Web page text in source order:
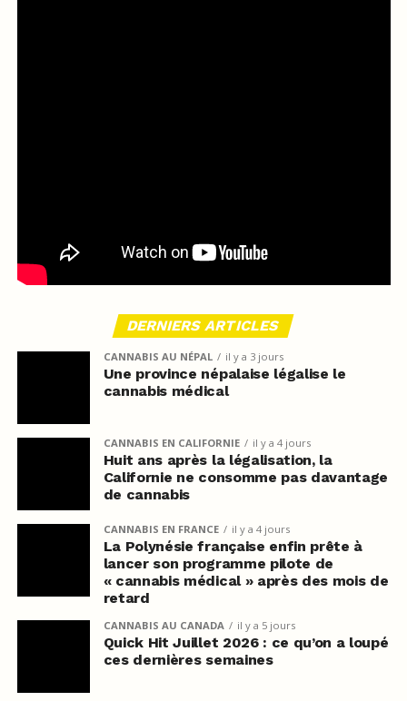
DERNIERS ARTICLES
CANNABIS AU NÉPAL il y a 3 jours
Une province népalaise légalise le
cannabis médical
CANNABIS EN CALIFORNIE il y a 4 jours
Huit ans après la légalisation, la
Californie ne consomme pas davantage
de cannabis
CANNABIS EN FRANCE il y a 4 jours
La Polynésie française enfin prête à
lancer son programme pilote de
« cannabis médical » après des mois de
retard
CANNABIS AU CANADA il y a 5 jours
Quick Hit Juillet 2026 : ce qu’on a loupé
ces dernières semaines